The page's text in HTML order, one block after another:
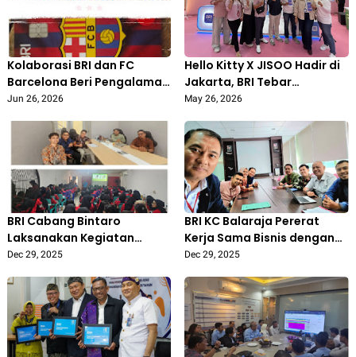
Kolaborasi BRI dan FC
Barcelona Beri Pengalaman
Baru bagi Pecinta Sepak
Jun 26, 2026
Hello Kitty X JISOO Hadir di
Jakarta, BRI Tebar
Cashback hingga
May 26, 2026
BRI Cabang Bintaro
Laksanakan Kegiatan
Akuisisi di PT Mitra Kreasi
Kerja Sama Bisnis
Dec 29, 2025
BRI KC Balaraja Pererat
Kerja Sama Bisnis dengan
Lion Group
Dec 29, 2025